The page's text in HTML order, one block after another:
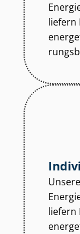
liefern
liefern